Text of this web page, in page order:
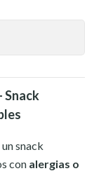
un snack
con alergias o